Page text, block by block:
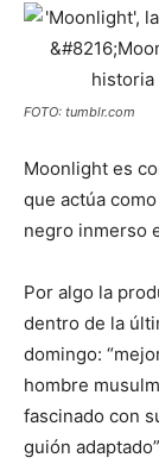
FOTO: tumblr.com
Moonlight es
que actúa
negro inmerso
Por algo la
dentro de la
domingo:
hombre
fascinado con
guión